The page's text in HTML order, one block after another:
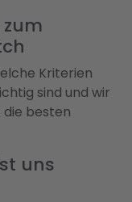
zum
Kriterien
sind und wir
die besten
uns